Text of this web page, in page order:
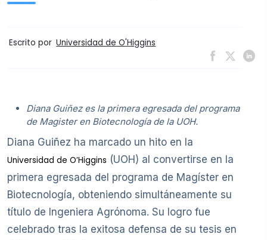
Escrito por Universidad de O'Higgins
Diana Guiñez es la primera egresada del programa
de Magister en Biotecnología de la UOH.
Diana Guiñez ha marcado un hito en la
Universidad de O’Higgins (UOH) al convertirse en la
primera egresada del programa de Magíster en
Biotecnología, obteniendo simultáneamente su
título de Ingeniera Agrónoma. Su logro fue
celebrado tras la exitosa defensa de su tesis en